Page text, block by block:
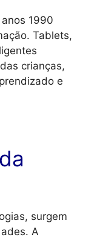
1990
Tablets,
crianças,
e
surgem
A